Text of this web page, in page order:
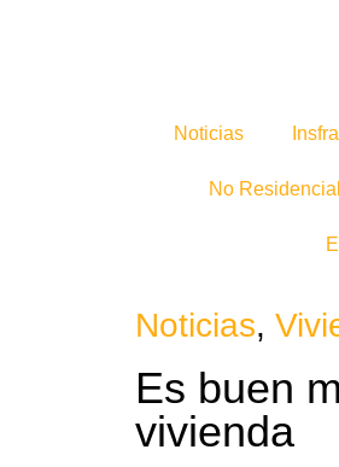
Noticias
No Residencial
Noticias,
Es buen
vivienda